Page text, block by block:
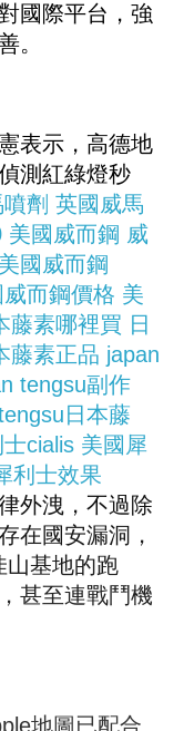
國際平台，強
。
表示，高德地
測紅綠燈秒
劑 英國威馬
美國威而鋼 威
美國威而鋼
威而鋼價格 美
藤素哪裡買 日
藤素正品 japan
tengsu副作
日本藤
cialis 美國犀
利士效果
外洩，不過除
在國安漏洞，
山基地的跑
甚至連戰鬥機
地圖已配合